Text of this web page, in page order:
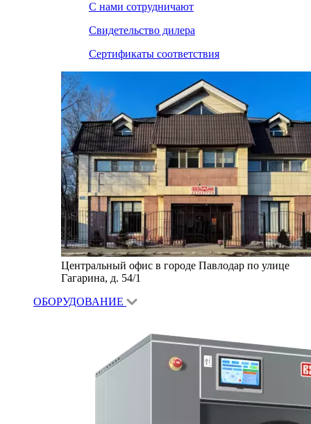
С нами сотрудничают
Свидетельство дилера
Сертификаты соответствия
Центральный офис в городе Павлодар по улице
Гагарина, д. 54/1
ОБОРУДОВАНИЕ